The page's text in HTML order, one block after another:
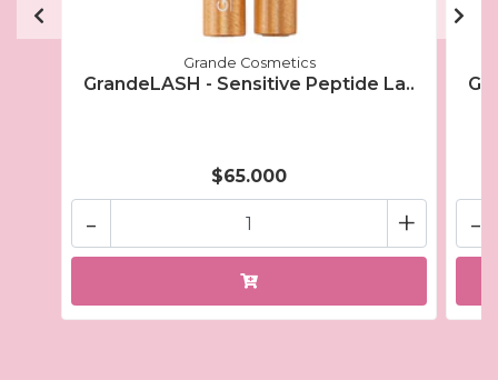
Grande Cosmetics
GrandeLASH - Sensitive Peptide La..
$65.000
+
- -